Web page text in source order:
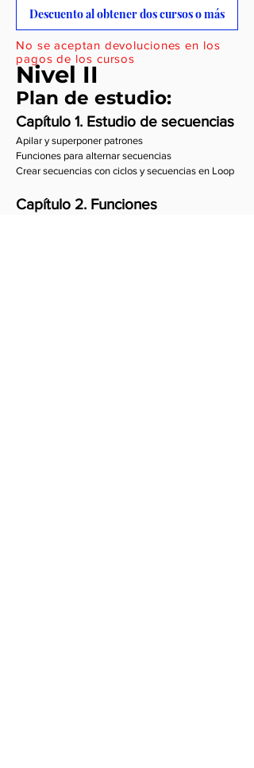
Nivel II
Plan de estudio:
Capítulo 1. Estudio de secuencias
Apilar y superponer patrones
Funciones para alternar secuencias
Crear secuencias con ciclos y secuencias en Loop
Capítulo 2. Funciones
Descuento al obtener dos cursos o más
No se aceptan devoluciones en los
pagos de los cursos